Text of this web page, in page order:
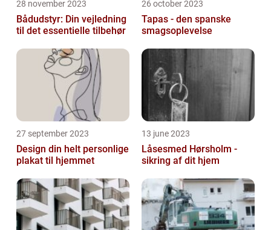
28 november 2023
Bådudstyr: Din vejledning
til det essentielle tilbehør
26 october 2023
Tapas - den spanske
smagsoplevelse
27 september 2023
Design din helt personlige
plakat til hjemmet
13 june 2023
Låsesmed Hørsholm -
sikring af dit hjem